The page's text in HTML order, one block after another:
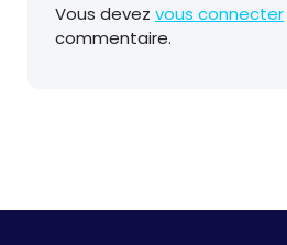
Vous devez vous connecter
commentaire.